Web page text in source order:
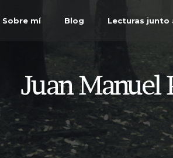
Sobre mí Blog Lecturas junto
Juan Manuel